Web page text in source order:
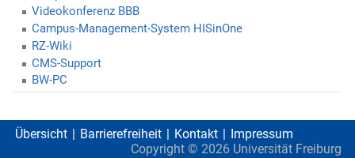
Videokonferenz BBB
Campus-Management-System HISinOne
RZ-Wiki
CMS-Support
BW-PC
Übersicht Barrierefreiheit Kontakt
Impressum
Copyright © 2026 Universität Freiburg